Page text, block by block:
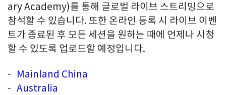
ary Academy)를 통해 글로벌 라이브 스트리밍으로
참석할 수 있습니다. 또한 온라인 등록 시 라이브 이벤
트가 종료된 후 모든 세션을 원하는 때에 언제나 시청
할 수 있도록 업로드할 예정입니다.
Mainland China
Australia